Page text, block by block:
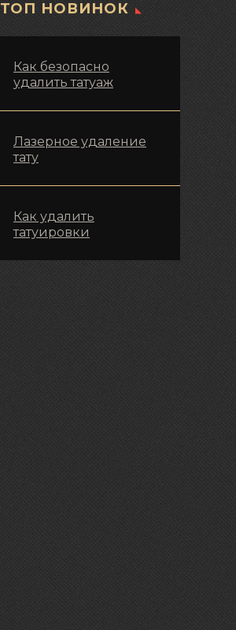
ТОП НОВИНОК
Как безопасно
удалить татуаж
Лазерное удаление
тату
Как удалить
татуировки